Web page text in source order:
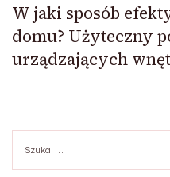
W jaki sposób
domu? Użyteczny
urządzających